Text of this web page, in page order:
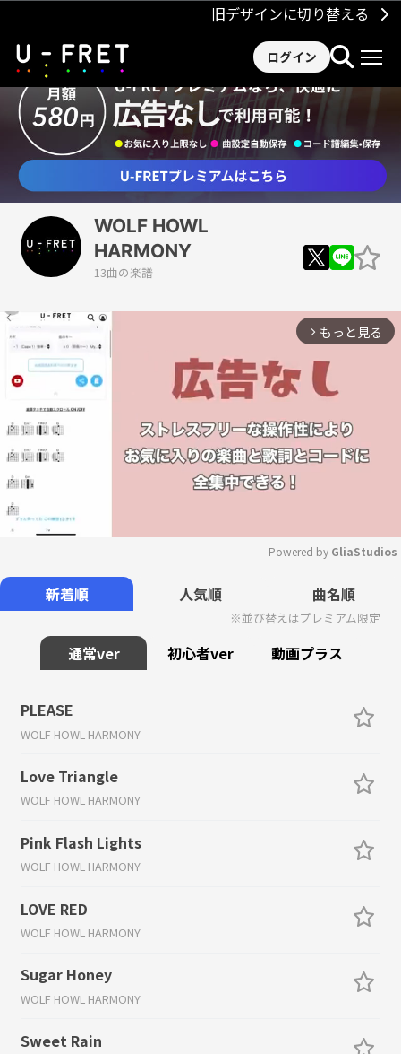
旧デザインに切り替える
ログイン
WOLF HOWL
HARMONY
13曲の楽譜
arrow_forward_ios もっと見る
Mute
Powered by GliaStudios
新着順 人気順 曲名順
※並び替えはプレミアム限定
通常ver 初心者ver 動画プラス
PLEASE
WOLF HOWL HARMONY
Love Triangle
WOLF HOWL HARMONY
Pink Flash Lights
WOLF HOWL HARMONY
LOVE RED
WOLF HOWL HARMONY
Sugar Honey
WOLF HOWL HARMONY
Sweet Rain